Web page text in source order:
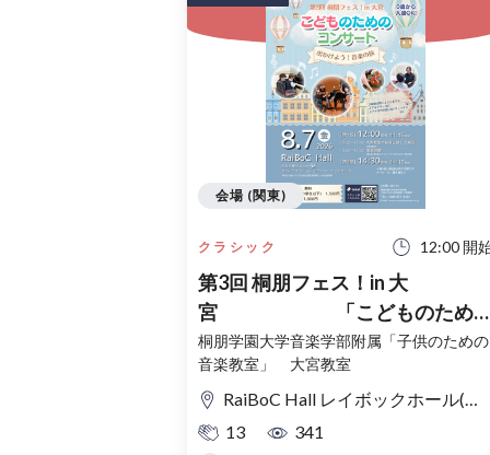
クラシック 12:00 開
第3回 桐朋フェス！in 大
宮 「こどものため
コンサート」〜出かけよう！音
の旅〜
桐朋学園大学音楽学部附属「子供のための
音楽教室」 大宮教室
RaiBoC Hall レイボックホール(市民会館おおみや) 5F リハーサルルーム・レクリエーションルーム
13
341
会場 (関東)